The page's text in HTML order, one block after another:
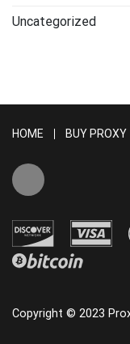
Uncategorized
HOME BUY PROXY
Copyright © 2023